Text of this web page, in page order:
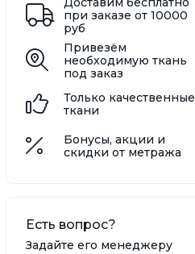
при заказе от 10000
руб
Привезём
необходимую ткань
под заказ
Только качественные
ткани
Бонусы, акции и
скидки от метража
Есть вопрос?
Задайте его менеджеру